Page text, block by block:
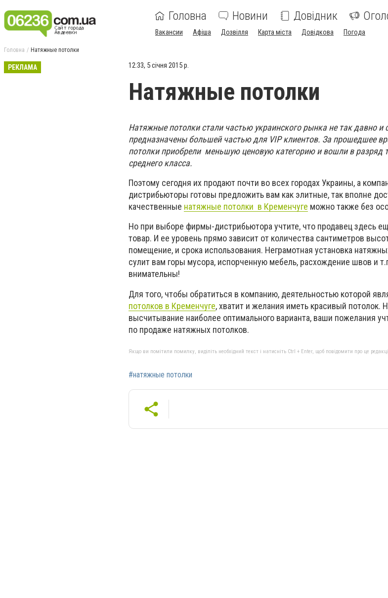
Головна Новини Довідник
Вакансии Афіша Дозвілля Карта міста Довідкова Погода
Головна Натяжные потолки
РЕКЛАМА 12:33, 5 січня 2015 р.
Натяжные потолки
Натяжные потолки стали частью украинского рынка не так давно и
предназначены большей частью для VIP клиентов. За прошедшее
потолки приобрели меньшую ценовую категорию и вошли в разряд
среднего класса.
Поэтому сегодня их продают почти во всех городах Украины, а
дистрибьюторы готовы предложить вам как элитные, так вполне
качественные натяжные потолки в Кременчуге можно также без
Но при выборе фирмы-дистрибьютора учтите, что продавец здесь
товар. И ее уровень прямо зависит от количества сантиметров
помещение, и срока использования. Неграмотная установка
сулит вам горы мусора, испорченную мебель, расхождение швов и
внимательны!
Для того, чтобы обратиться в компанию, деятельностью которой
потолков в Кременчуге, хватит и желания иметь красивый потолок.
высчитывание наиболее оптимального варианта, ваши пожелания
по продаже натяжных потолков.
Якщо ви помітили помилку, виділіть необхідний текст і натисніть Ctrl + Enter, щоб повідомити про це
#натяжные потолки